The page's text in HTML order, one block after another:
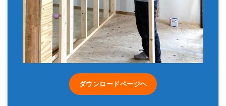
ダウンロードページヘ